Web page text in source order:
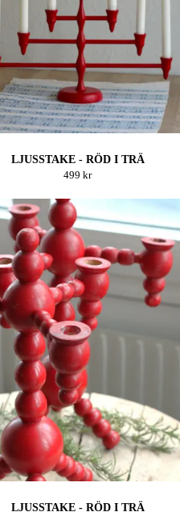
LJUSSTAKE - RÖD I TRÄ
499 kr
LJUSSTAKE - RÖD I TRÄ